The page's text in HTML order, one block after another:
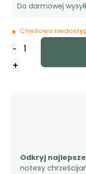
Do darmowej
Chwilowo
-
ilość
Notes
z
+
Odkryj najlepsze
notesy